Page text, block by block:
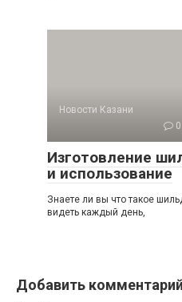
Новости Казани
0
Изготовление
и использование
Знаете ли вы что такое
видеть каждый день,
Добавить комментарий